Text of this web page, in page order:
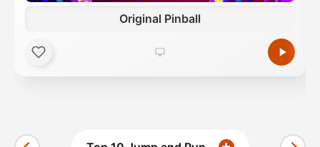
Original Pinball